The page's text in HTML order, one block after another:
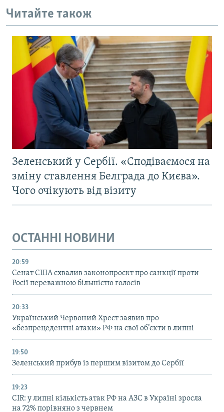
Читайте також
Зеленський у Сербії. «Сподіваємося на
зміну ставлення Белграда до Києва».
Чого очікують від візиту
ОСТАННІ НОВИНИ
20:59
Cенат США схвалив законопроєкт про санкції проти
Росії переважною більшістю голосів
20:33
Український Червоний Хрест заявив про
«безпрецедентні атаки» РФ на свої об’єкти в липні
19:50
Зеленський прибув із першим візитом до Сербії
19:23
CIR: у липні кількість атак РФ на АЗС в Україні зросла
на 72% порівняно з червнем